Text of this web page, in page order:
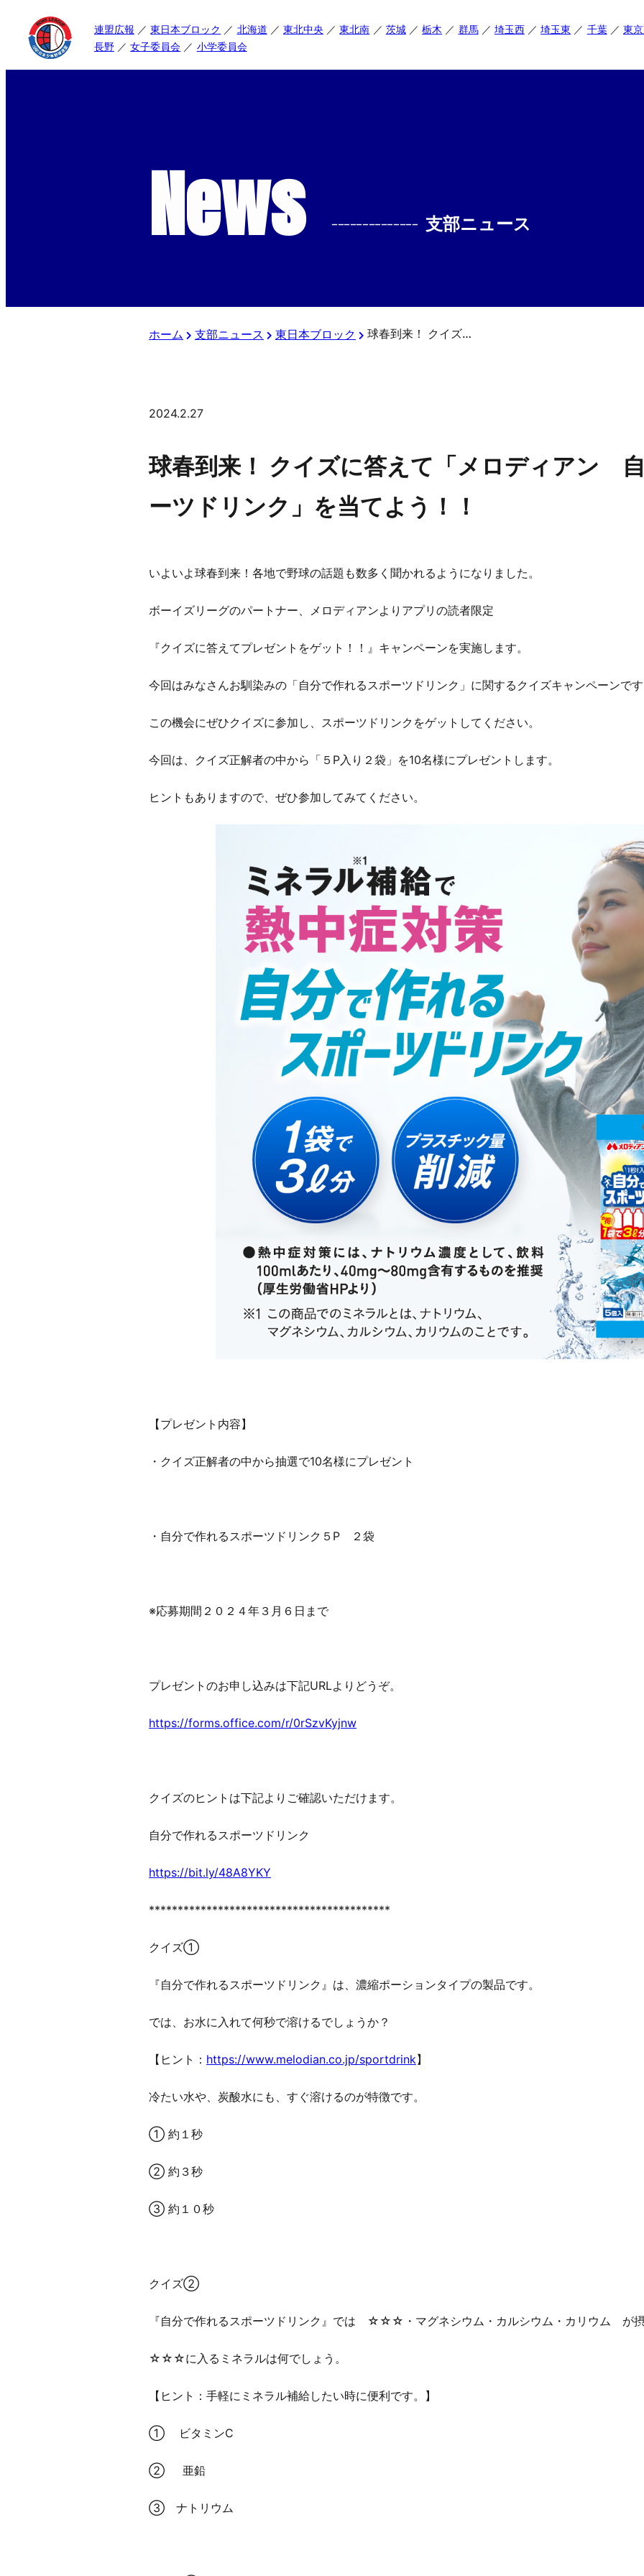
連盟広報 東日本ブロック 北海道 東北中央 東北南 茨城 栃木 群馬 埼玉西 埼玉東 千葉
東
長野
女子委員会 小学委員会
News -------------- 支部ニュース
ホーム 支部ニュース 東日本ブロック 球春到来！ クイズに答えて「メロディアン 自分で作れるスポーツドリンク」を当てよう！！
2024.2.27
球春到来！ クイズに答えて「メロディアン
ーツドリンク」を当てよう！！
いよいよ球春到来！各地で野球の話題も数多く聞かれるようになりました。
ボーイズリーグのパートナー、メロディアンよりアプリの読者限定
『クイズに答えてプレゼントをゲット！！』キャンペーンを実施します。
今回はみなさんお馴染みの「自分で作れるスポーツドリンク」に関するクイズキャンペーンで
この機会にぜひクイズに参加し、スポーツドリンクをゲットしてください。
今回は、クイズ正解者の中から「５P入り２袋」を10名様にプレゼントします。
ヒントもありますので、ぜひ参加してみてください。
【プレゼント内容】
・クイズ正解者の中から抽選で10名様にプレゼント
・自分で作れるスポーツドリンク５P ２袋
※応募期間２０２４年３月６日まで
プレゼントのお申し込みは下記URLよりどうぞ。
https://forms.office.com/r/0rSzvKyjnw
クイズのヒントは下記よりご確認いただけます。
自分で作れるスポーツドリンク
https://bit.ly/48A8YKY
******************************************
クイズ①
『自分で作れるスポーツドリンク』は、濃縮ポーションタイプの製品です。
では、お水に入れて何秒で溶けるでしょうか？
【ヒント： https://www.melodian.co.jp/sportdrink】
冷たい水や、炭酸水にも、すぐ溶けるのが特徴です。
① 約１秒
② 約３秒
③ 約１０秒
クイズ②
『自分で作れるスポーツドリンク』では ☆☆☆・マグネシウム・カルシウム・カリウム が
☆☆☆に入るミネラルは何でしょう。
【ヒント：手軽にミネラル補給したい時に便利です。】
① ビタミンC
② 亜鉛
③ ナトリウム